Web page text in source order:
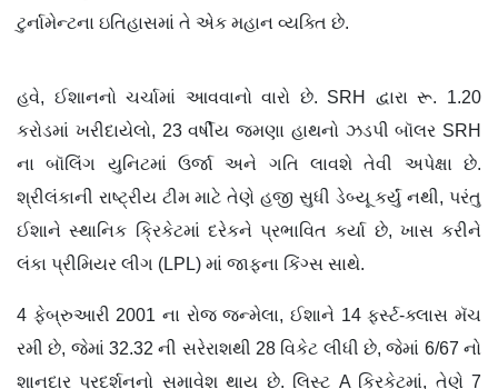
ટુર્નામેન્ટના ઇતિહાસમાં તે એક મહાન વ્યક્તિ છે.
હવે, ઈશાનનો ચર્ચામાં આવવાનો વારો છે. SRH દ્વારા રૂ. 1.20
કરોડમાં ખરીદાયેલો, 23 વર્ષીય જમણા હાથનો ઝડપી બૉલર SRH
ના બૉલિંગ યુનિટમાં ઉર્જા અને ગતિ લાવશે તેવી અપેક્ષા છે.
શ્રીલંકાની રાષ્ટ્રીય ટીમ માટે તેણે હજી સુધી ડેબ્યૂ કર્યું નથી, પરંતુ
ઈશાને સ્થાનિક ક્રિકેટમાં દરેકને પ્રભાવિત કર્યા છે, ખાસ કરીને
લંકા પ્રીમિયર લીગ (LPL) માં જાફના કિંગ્સ સાથે.
4 ફેબ્રુઆરી 2001 ના રોજ જન્મેલા, ઈશાને 14 ફર્સ્ટ-ક્લાસ મૅચ
રમી છે, જેમાં 32.32 ની સરેરાશથી 28 વિકેટ લીધી છે, જેમાં 6/67 નો
શાનદાર પ્રદર્શનનો સમાવેશ થાય છે. લિસ્ટ A ક્રિકેટમાં, તેણે 7